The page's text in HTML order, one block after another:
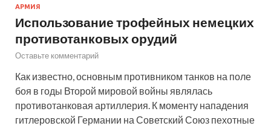
АРМИЯ
Использование трофейных немецких
противотанковых орудий
Оставьте комментарий
Как известно, основным противником танков на поле
боя в годы Второй мировой войны являлась
противотанковая артиллерия. К моменту нападения
гитлеровской Германии на Советский Союз пехотные